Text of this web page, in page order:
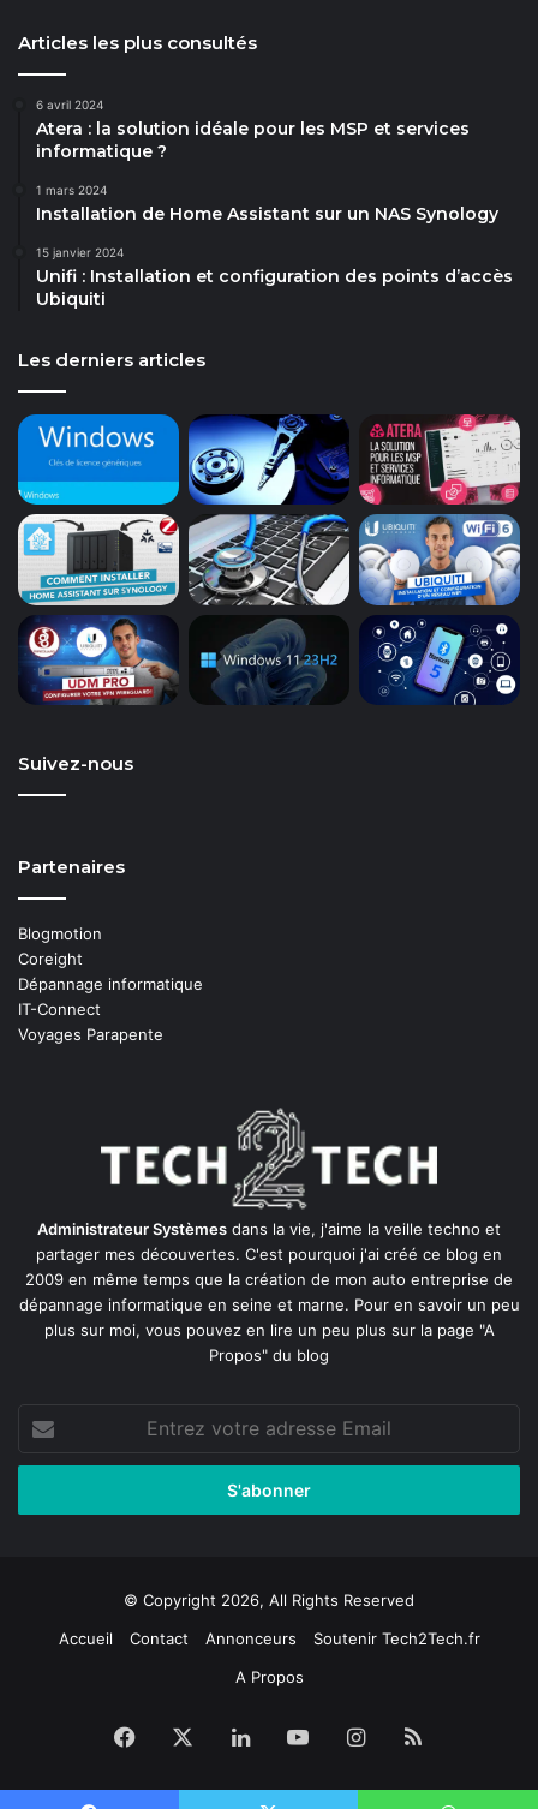
Articles les plus consultés
6 avril 2024
Atera : la solution idéale pour les MSP et services
informatique ?
1 mars 2024
Installation de Home Assistant sur un NAS Synology
15 janvier 2024
Unifi : Installation et configuration des points d’accès
Ubiquiti
Les derniers articles
Suivez-nous
Partenaires
Blogmotion
Coreight
Dépannage informatique
IT-Connect
Voyages Parapente
Administrateur Systèmes dans la vie, j'aime la veille techno et
partager mes découvertes. C'est pourquoi j'ai créé ce blog en
2009 en même temps que la création de mon auto entreprise de
dépannage informatique en seine et marne. Pour en savoir un peu
plus sur moi, vous pouvez en lire un peu plus sur la page "A
Propos" du blog
votre
adresse
© Copyright 2026, All Rights Reserved
Accueil
Contact Annonceurs
Soutenir Tech2Tech.fr
A Propos
Facebook LinkedinYouTubeInstagram
RSS